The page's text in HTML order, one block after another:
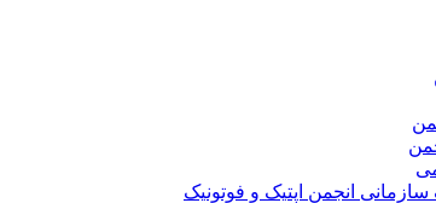
انجمن اپتیک و فوتونیک